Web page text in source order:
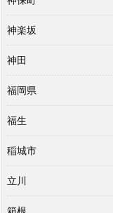
神楽坂
神田
福岡県
福生
稲城市
立川